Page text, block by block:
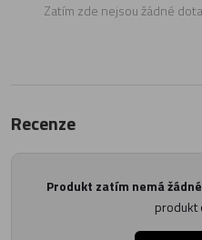
Zatím zde nejsou žádné
Recenze
Produkt zatím nemá
produkt